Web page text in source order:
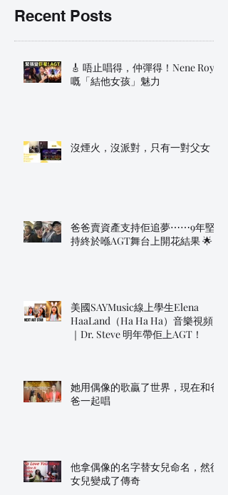
Recent Posts
🎸 唔止唱得，仲彈得！Nene Royal
嘅「結他女孩」魅力
沒煙火，沒派對，只有一對父女
爸爸賣資產支持佢追夢⋯⋯9年堅
持終於喺AGT舞台上開花結果 🌟
美國SAYMusic線上學生Elena
HaaLand（Ha Ha Ha）音樂視頻
｜Dr. Steve 明年帶佢上AGT！
她用偶像的歌贏了世界，現在和爸
爸一起唱
他拿偶像的名字替女兒命名，然後
女兒變成了傳奇